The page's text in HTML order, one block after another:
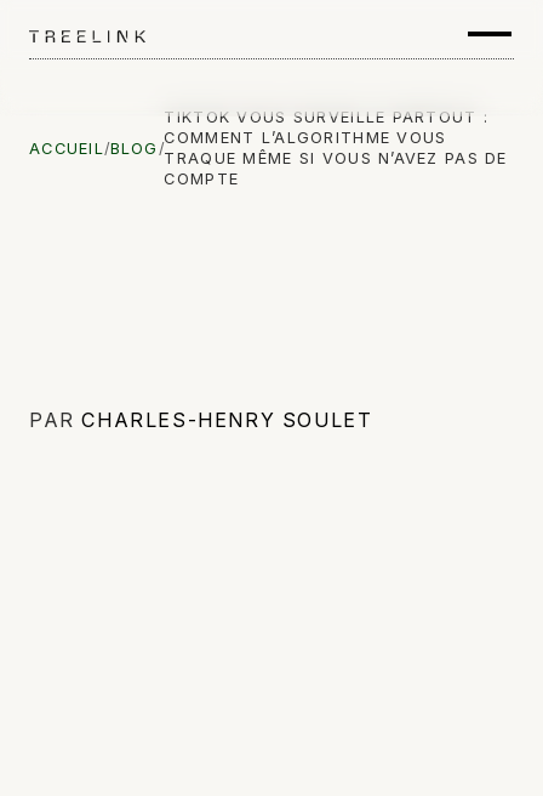
ACCUEIL /BLOG /
TIKTOK VOUS SURVEILLE PARTOUT :
COMMENT L’ALGORITHME VOUS
TRAQUE MÊME SI VOUS N’AVEZ PAS DE
COMPTE
PARCHARLES-HENRY SOULET